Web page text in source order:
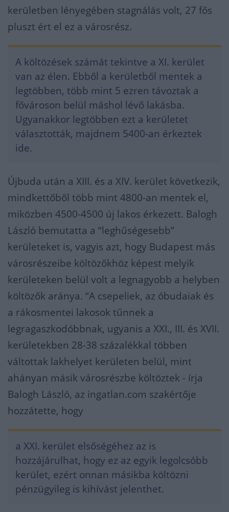
kerületben lényegében stagnálás volt, 27 fős
pluszt ért el ez a városrész.
A költözések számát tekintve a XI. kerület
van az élen. Ebből a kerületből mentek a
legtöbben, több mint 5 ezren távoztak a
fővároson belül máshol lévő lakásba.
Ugyanakkor legtöbben ezt a kerületet
választották, majdnem 5400-an érkeztek
ide.
Újbuda után a XIII. és a XIV. kerület következik,
mindkettőből több mint 4800-an mentek el,
miközben 4500-4500 új lakos érkezett. Balogh
László bemutatta a “leghűségesebb”
kerületeket is, vagyis azt, hogy Budapest más
városrészeibe költözőkhöz képest melyik
kerületeken belül volt a legnagyobb a helyben
költözők aránya. “A csepeliek, az óbudaiak és
a rákosmentei lakosok tűnnek a
legragaszkodóbbnak, ugyanis a XXI., III. és XVII.
kerületekben 28-38 százalékkal többen
váltottak lakhelyet kerületen belül, mint
ahányan másik városrészbe költöztek - írja
Balogh László, az ingatlan.com szakértője
hozzátette, hogy
a XXI. kerület elsőségéhez az is
hozzájárulhat, hogy ez az egyik legolcsóbb
kerület, ezért onnan másikba költözni
pénzügyileg is kihívást jelenthet.